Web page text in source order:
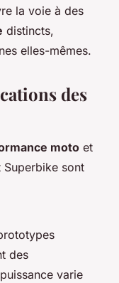
la voie à des
distincts,
elles-mêmes.
des
moto et
Superbike sont
des
varie